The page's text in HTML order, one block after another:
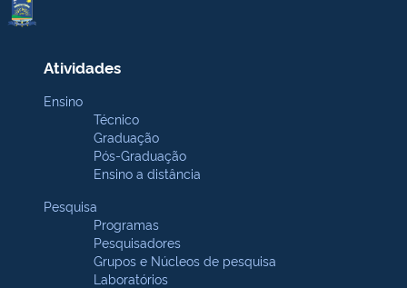
Atividades
Ensino
Técnico
Graduação
Pós-Graduação
Ensino a distância
Pesquisa
Programas
Pesquisadores
Grupos e Núcleos de pesquisa
Laboratórios